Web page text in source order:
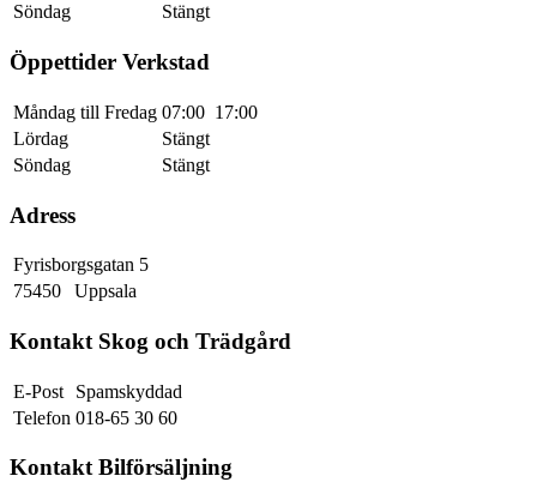
Söndag
Stängt
Öppettider Verkstad
Måndag till Fredag 07:00 17:00
Lördag
Stängt
Söndag
Stängt
Adress
Fyrisborgsgatan 5
75450
Uppsala
Kontakt Skog och Trädgård
E-Post
Spamskyddad
Telefon 018-65 30 60
Kontakt Bilförsäljning